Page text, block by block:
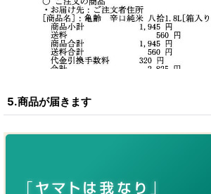
5.商品が届きます